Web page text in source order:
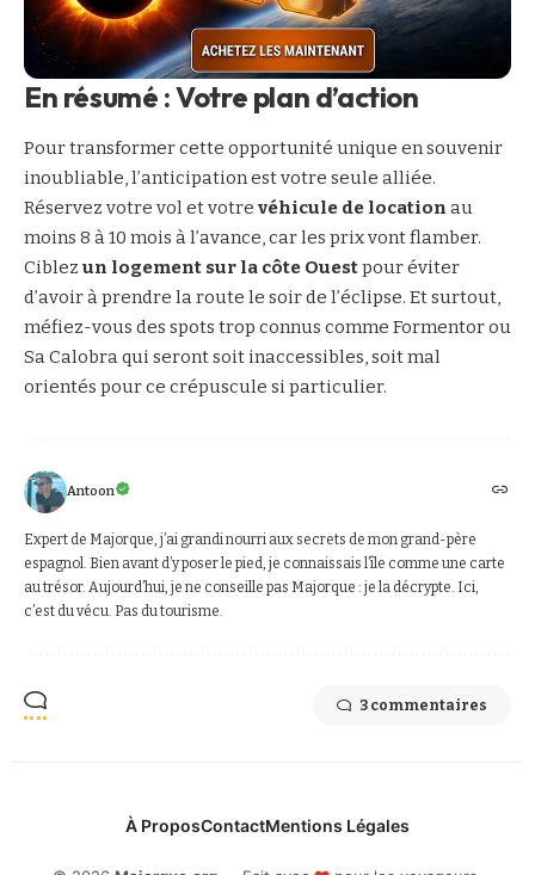
En résumé : Votre plan d’action
Pour transformer cette opportunité unique en souvenir
inoubliable, l’anticipation est votre seule alliée.
Réservez votre vol et votre véhicule de location au
moins 8 à 10 mois à l’avance, car les prix vont flamber.
Ciblez un logement sur la côte Ouestpour éviter
d’avoir à prendre la route le soir de l’éclipse. Et surtout,
méfiez-vous des spots trop connus comme Formentor ou
Sa Calobra qui seront soit inaccessibles, soit mal
orientés pour ce crépuscule si particulier.
Antoon
Expert de Majorque, j’ai grandi nourri aux secrets de mon grand-père
espagnol. Bien avant d’y poser le pied, je connaissais l’île comme une carte
au trésor. Aujourd’hui, je ne conseille pas Majorque : je la décrypte. Ici,
c’est du vécu. Pas du tourisme.
3 commentaires
À ProposContactMentions Légales